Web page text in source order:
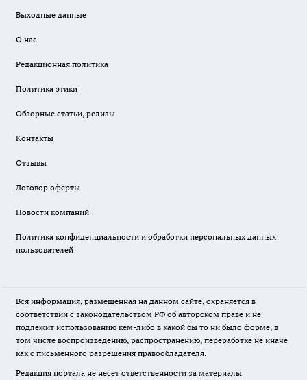
Выходные данные
О нас
Редакционная политика
Политика этики
Обзорные статьи, релизы
Контакты
Отзывы
Договор оферты
Новости компаний
Политика конфиденциальности и обработки персональных данных
пользователей
Вся информация, размещенная на данном сайте, охраняется в
соответствии с законодательством РФ об авторском праве и не
подлежит использованию кем-либо в какой бы то ни было форме, в
том числе воспроизведению, распространению, переработке не иначе
как с письменного разрешения правообладателя.
Редакция портала не несет ответственности за материалы